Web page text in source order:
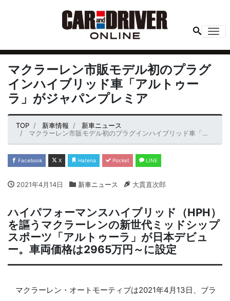
マクラーレン市販モデル初のプラグ
インハイブリッド車「アルトゥー
ラ」がジャパンプレミア
TOP 新車情報
新車ニュース
マクラーレン市販モデル初のプラグインハイブリッド車「アルトゥーラ」がジャパンプレミア
Facebook X Hatena Pocket LINE
2021年4月14日 新車ニュース 大貫直次郎
ハイパフォーマンスハイブリッド（HPH）
を謳うマクラーレンの新世代ミッドシップ
スポーツ「アルトゥーラ」が日本デビュ
ー。車両価格は2965万円～に設定
マクラーレン・オートモーティブは2021年4月13日、ブラ